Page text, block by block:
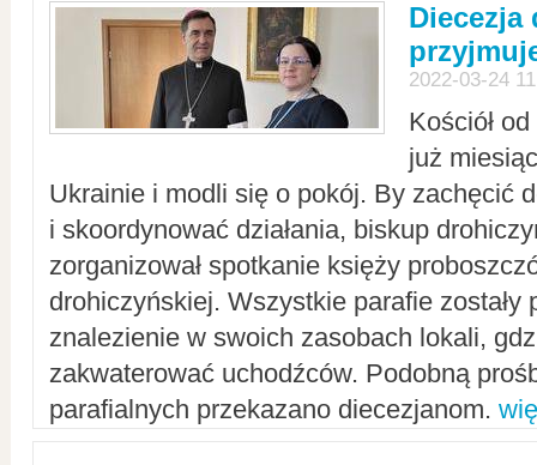
Diecezja
2022-03-24
Kościół
już
Ukrainie i modli się o pokój. By zachęcić
i skoordynować działania, biskup
zorganizował spotkanie księży
drohiczyńskiej. Wszystkie parafie zostały
znalezienie w swoich zasobach lokali,
zakwaterować uchodźców. Podobną
parafialnych przekazano diecezjanom.